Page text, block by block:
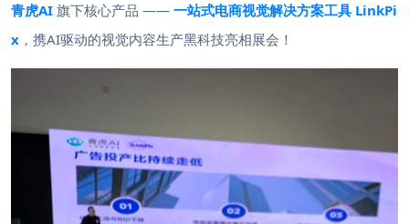
青虎AI 旗下核心产品 —— 一站式电商视觉解决方案工具 LinkPi
x ，携AI驱动的视觉内容生产黑科技亮相展会！